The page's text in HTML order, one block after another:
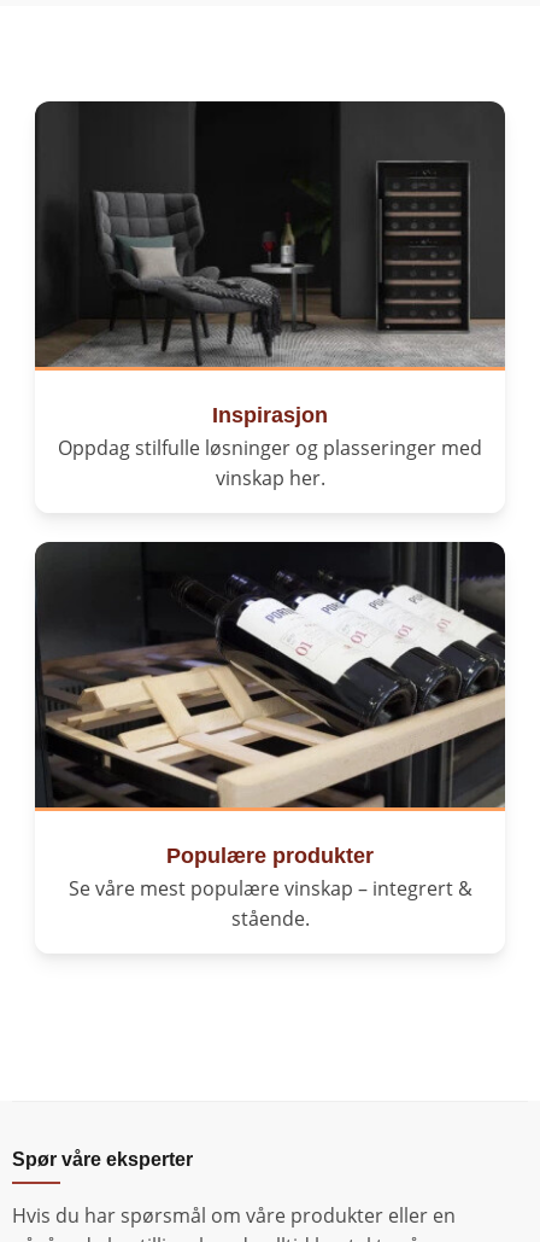
Inspirasjon
Oppdag stilfulle løsninger og plasseringer med
vinskap her.
Populære produkter
Se våre mest populære vinskap – integrert &
stående.
Spør våre eksperter
Hvis du har spørsmål om våre produkter eller en